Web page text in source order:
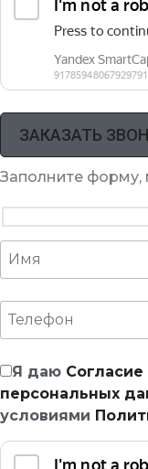
Заполните форму,
Я даю
персональных
условиями